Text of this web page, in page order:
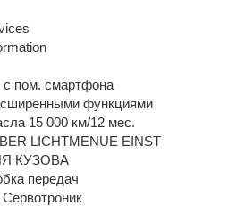
пом. смартфона
функциями
15 000 км/12 мес.
LICHTMENUE EINST
КУЗОВА
передач